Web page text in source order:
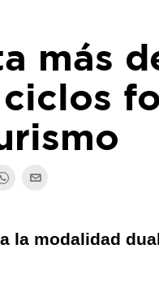
más
la modalidad